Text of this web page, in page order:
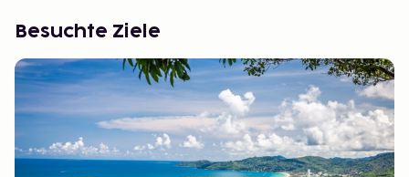
Besuchte Ziele